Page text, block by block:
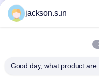
Thiết bị
jackson.sun
Good day, what product